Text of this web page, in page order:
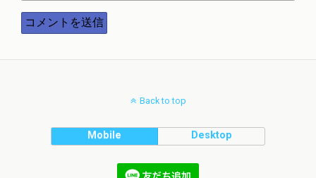
Back to top
Mobile Desktop